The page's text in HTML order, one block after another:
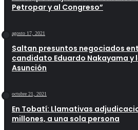
Petropar y al Congreso”
agosto 17, 2021
Saltan presuntos negociados
candidato Eduardo Nakayama y
Asunción
octubre 21, 2021
En Tobatí: Llamativas
millones, a una sola persona